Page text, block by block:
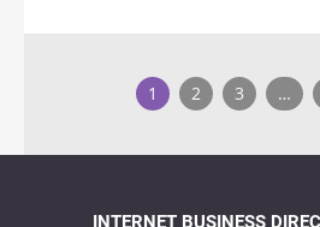
1 2 3 …
INTERNET BUSINESS